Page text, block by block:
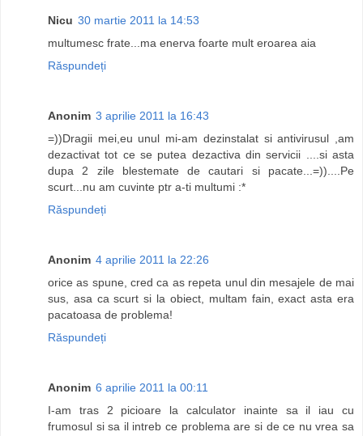
Nicu 30 martie 2011 la 14:53
multumesc frate...ma enerva foarte mult eroarea aia
Răspundeți
Anonim 3 aprilie 2011 la 16:43
=))Dragii mei,eu unul mi-am dezinstalat si antivirusul ,am
dezactivat tot ce se putea dezactiva din servicii ....si asta
dupa 2 zile blestemate de cautari si pacate...=))....Pe
scurt...nu am cuvinte ptr a-ti multumi :*
Răspundeți
Anonim 4 aprilie 2011 la 22:26
orice as spune, cred ca as repeta unul din mesajele de mai
sus, asa ca scurt si la obiect, multam fain, exact asta era
pacatoasa de problema!
Răspundeți
Anonim 6 aprilie 2011 la 00:11
I-am tras 2 picioare la calculator inainte sa il iau cu
frumosul si sa il intreb ce problema are si de ce nu vrea sa